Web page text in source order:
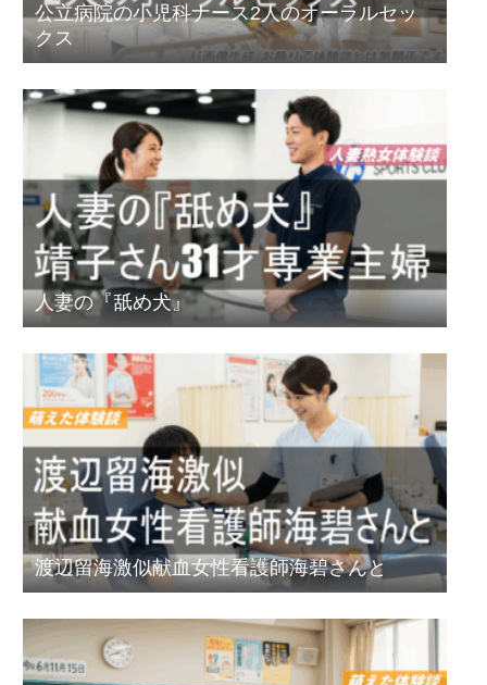
公立病院の小児科ナース2人のオーラルセッ
クス
人妻の『舐め犬』
渡辺留海激似献血女性看護師海碧さんと